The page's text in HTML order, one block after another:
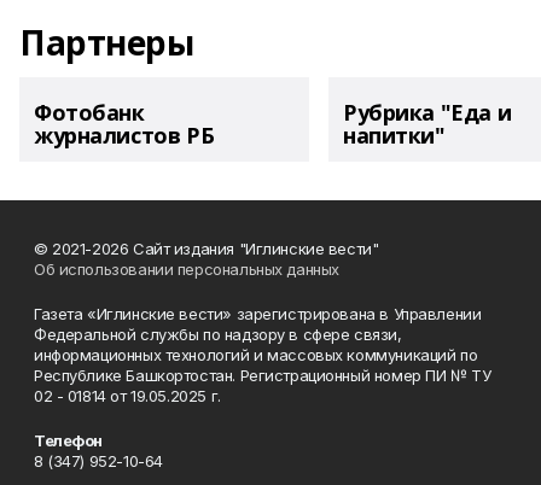
Партнеры
Фотобанк
журналистов РБ
Рубрика "Еда и
напитки"
© 2021-2026 Сайт издания "Иглинские вести"
Об использовании персональных данных
Газета «Иглинские вести» зарегистрирована в Управлении
Федеральной службы по надзору в сфере связи,
информационных технологий и массовых коммуникаций по
Республике Башкортостан. Регистрационный номер ПИ № ТУ
02 - 01814 от 19.05.2025 г.
Телефон
8 (347) 952-10-64